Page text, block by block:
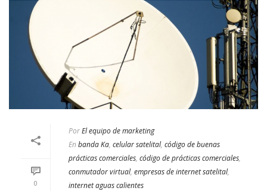
0
PorEl equipo de marketing
En banda Ka, celular satelital, código de buenas
prácticas comerciales, código de prácticas comerciales,
conmutador virtual, empresas de internet satelital,
internet aguas calientes